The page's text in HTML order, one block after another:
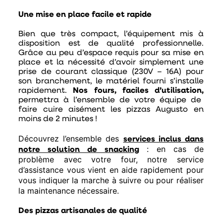
Une mise en place facile et rapide
Bien que très compact, l’équipement mis à
disposition est de qualité professionnelle.
Grâce au peu d’espace requis pour sa mise en
place et la nécessité d’avoir simplement une
prise de courant classique (230V – 16A) pour
son branchement, le matériel fourni s’installe
rapidement.
Nos fours, faciles d’utilisation,
permettra à l’ensemble de votre équipe de
faire cuire aisément les pizzas Augusto en
moins de 2 minutes !
Découvrez l’ensemble des services inclus dans
notre solution de snacking: en cas de
problème avec votre four, notre service
d’assistance vous vient en aide rapidement pour
vous indiquer la marche à suivre ou pour réaliser
la maintenance nécessaire.
Des pizzas artisanales de qualité